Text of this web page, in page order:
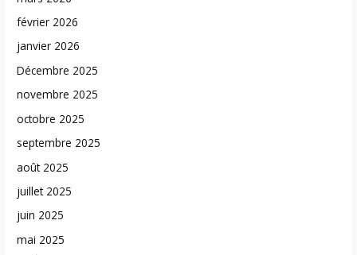
février 2026
janvier 2026
Décembre 2025
novembre 2025
octobre 2025
septembre 2025
août 2025
juillet 2025
juin 2025
mai 2025